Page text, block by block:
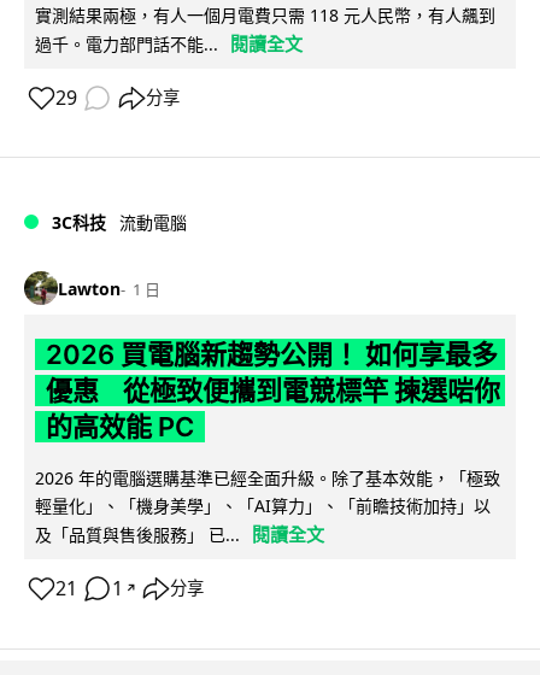
實測結果兩極，有人一個月電費只需 118 元人民幣，有人飆到
過千。電力部門話不能...
閱讀全文
29 分享
3C科技 流動電腦
Lawton 1 日
2026 買電腦新趨勢公開！ 如何享最多
優惠 從極致便攜到電競標竿 揀選啱你
的高效能 PC
2026 年的電腦選購基準已經全面升級。除了基本效能，「極致
輕量化」、「機身美學」、「AI算力」、「前瞻技術加持」以
及「品質與售後服務」 已...
閱讀全文
21 1 ↗ 分享